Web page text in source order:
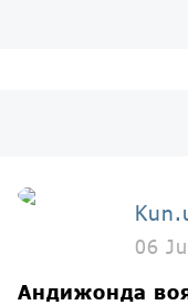
06
Андижонда